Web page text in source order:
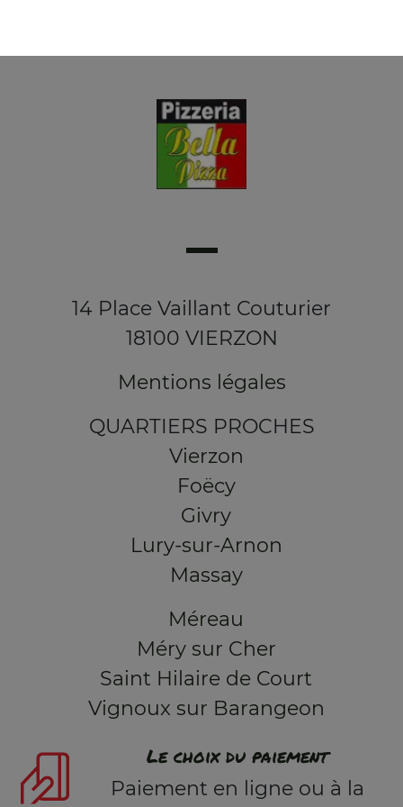
14 Place Vaillant Couturier
18100 VIERZON
Mentions légales
QUARTIERS PROCHES
Vierzon
Foëcy
Givry
Lury-sur-Arnon
Massay
Méreau
Méry sur Cher
Saint Hilaire de Court
Vignoux sur Barangeon
Le choix du paiement
Paiement en ligne ou à la